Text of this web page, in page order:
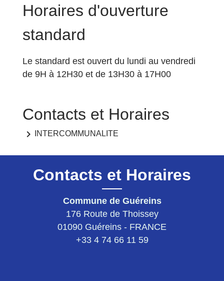
Horaires d'ouverture
standard
Le standard est ouvert du lundi au vendredi
de 9H à 12H30 et de 13H30 à 17H00
Contacts et Horaires
keyboard_arrow_right INTERCOMMUNALITE
Contacts et Horaires
Commune de Guéreins
176 Route de Thoissey
01090 Guéreins - FRANCE
+33 4 74 66 11 59